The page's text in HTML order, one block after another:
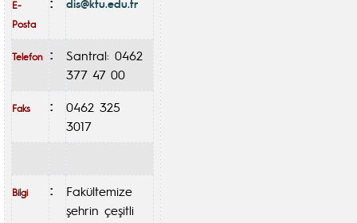
E-
Posta
: dis@ktu.edu.tr
Telefon :
Santral: 0462
377 47 00
Faks :
0462 325
3017
Bilgi :
Fakültemize
şehrin çeşitli